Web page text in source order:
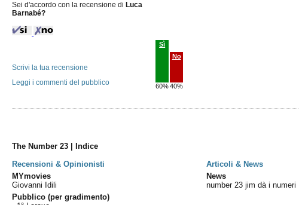
Sei d'accordo con la recensione di Luca
Barnabé?
Sì
60%
No
40%
Scrivi la tua recensione
Leggi i commenti del pubblico
The Number 23 | Indice
Recensioni & Opinionisti
Articoli & News
MYmovies
Giovanni Idili
Pubblico (per gradimento)
News
number 23 jim dà i numeri